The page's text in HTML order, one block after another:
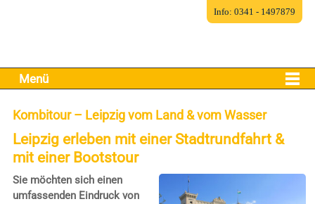
Menü
Kombitour – Leipzig vom Land & vom Wasser
Leipzig erleben mit einer Stadtrundfahrt &
mit einer Bootstour
Sie möchten sich einen
umfassenden Eindruck von
Info: 0341 - 1497879